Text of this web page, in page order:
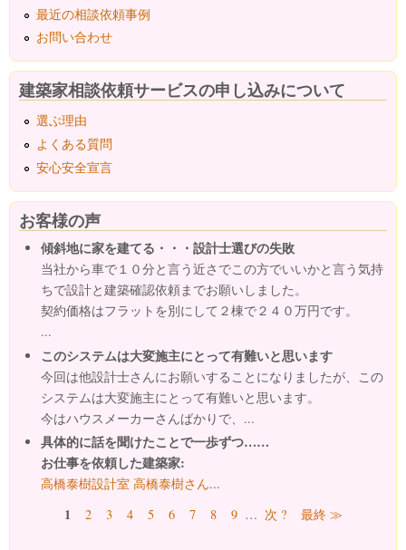
最近の相談依頼事例
お問い合わせ
建築家相談依頼サービスの申し込みについて
選ぶ理由
よくある質問
安心安全宣言
お客様の声
傾斜地に家を建てる・・・設計士選びの失敗
当社から車で１０分と言う近さでこの方でいいかと言う気持
ちで設計と建築確認依頼までお願いしました。
契約価格はフラットを別にして２棟で２４０万円です。
...
このシステムは大変施主にとって有難いと思います
今回は他設計士さんにお願いすることになりましたが、この
システムは大変施主にとって有難いと思います。
今はハウスメーカーさんばかりで、...
具体的に話を聞けたことで一歩ずつ……
お仕事を依頼した建築家:
高橋泰樹設計室 高橋泰樹さん...
ページ1 2 3 4 5 6 7 8 9 … 次 ? 最終 ≫